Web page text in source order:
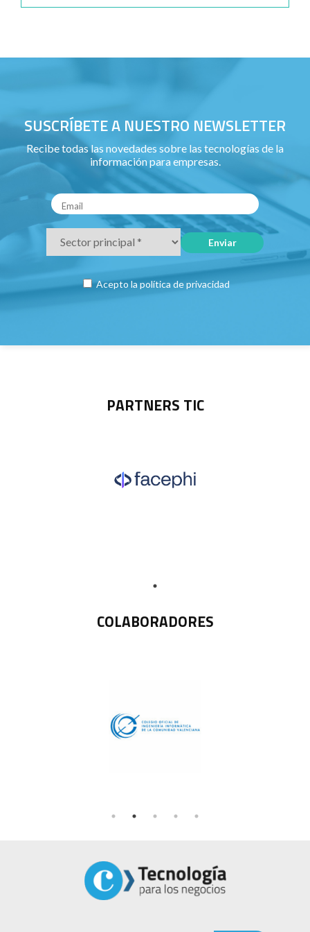
SUSCRÍBETE A NUESTRO NEWSLETTER
Recibe todas las novedades sobre las tecnologías de la
información para empresas.
Acepto la política de privacidad
PARTNERS TIC
COLABORADORES